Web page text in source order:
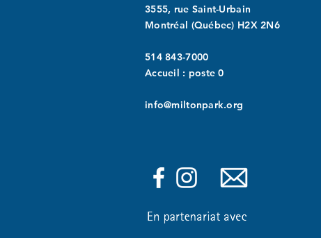
3555, rue Saint-Urbain
Montréal (Québec) H2X 2N6
514 843-7000
Accueil : poste 0
info@miltonpark.org